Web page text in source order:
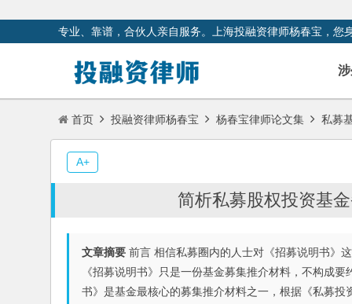
专业、靠谱，合伙人亲自服务。上海投融资律师杨春宝，您
首页 投融资律师杨春宝 杨春宝律师论文集 私募
简析私募股权投资基
文章摘要 前言 相信私募圈内的人士对《招募说明书》
《招募说明书》只是一份基金募集推介材料，不构成
书》是基金最核心的募集推介材料之一，根据《私募
A+